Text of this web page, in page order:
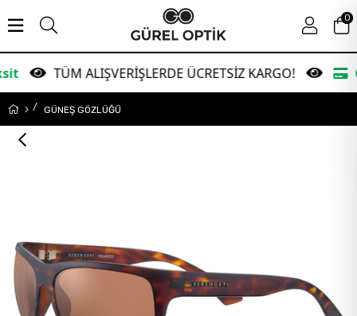
TÜM ALIŞVERİŞLERDE ÜCRETSİZ KARGO! Garanti
0
GÜNEŞ GÖZLÜĞÜ